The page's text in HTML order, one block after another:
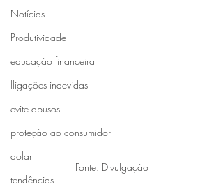
Notícias
Produtividade
educação financeira
lligações indevidas
evite abusos
proteção ao consumidor
dolar
tendências
Fonte: Divulgação